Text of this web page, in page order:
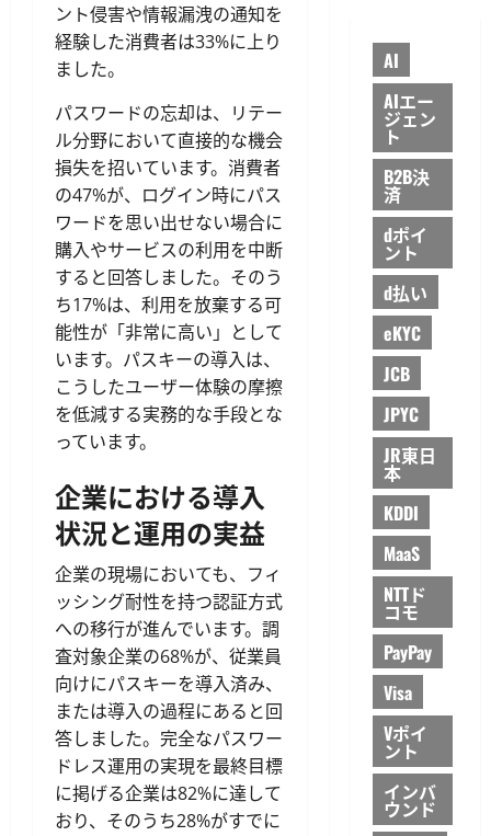
ント侵害や情報漏洩の通知を
経験した消費者は33%に上り
ました。
パスワードの忘却は、リテー
ル分野において直接的な機会
損失を招いています。消費者
の47%が、ログイン時にパス
ワードを思い出せない場合に
購入やサービスの利用を中断
すると回答しました。そのう
ち17%は、利用を放棄する可
能性が「非常に高い」として
います。パスキーの導入は、
こうしたユーザー体験の摩擦
を低減する実務的な手段とな
っています。
企業における導入
状況と運用の実益
企業の現場においても、フィ
ッシング耐性を持つ認証方式
への移行が進んでいます。調
査対象企業の68%が、従業員
向けにパスキーを導入済み、
または導入の過程にあると回
答しました。完全なパスワー
ドレス運用の実現を最終目標
に掲げる企業は82%に達して
おり、そのうち28%がすでに
AI
AIエー
ジェン
ト
B2B決
済
dポイ
ント
d払い
eKYC
JCB
JPYC
JR東日
本
KDDI
MaaS
NTTド
コモ
PayPay
Visa
Vポイ
ント
インバ
ウンド